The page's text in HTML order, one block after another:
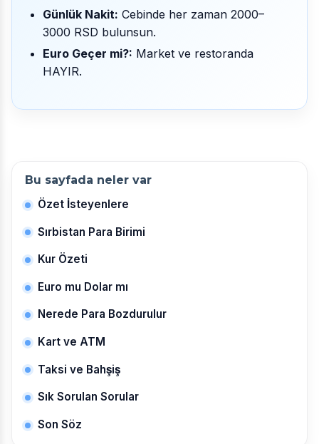
Günlük Nakit: Cebinde her zaman 2000–
3000 RSD bulunsun.
Euro Geçer mi?: Market ve restoranda
HAYIR.
Bu sayfada neler var
Özet İsteyenlere
Sırbistan Para Birimi
Kur Özeti
Euro mu Dolar mı
Nerede Para Bozdurulur
Kart ve ATM
Taksi ve Bahşiş
Sık Sorulan Sorular
Son Söz